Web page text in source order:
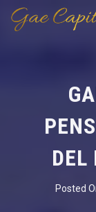
DEL
Posted